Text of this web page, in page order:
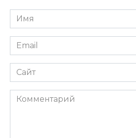
Имя
*
Email
*
Сайт
Комментарий